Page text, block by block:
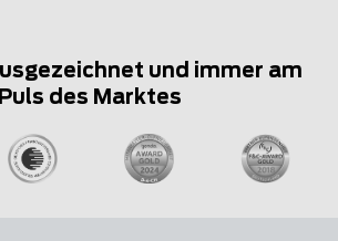
und immer am
Puls des Marktes